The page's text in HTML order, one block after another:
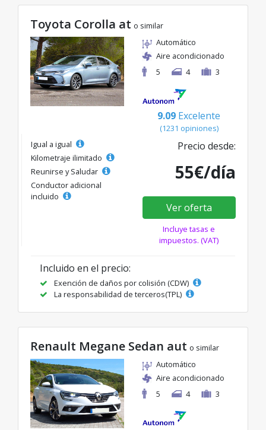
Toyota Corolla at o similar
Automático
Aire acondicionado
5
4 3
9.09 Excelente
(1231 opiniones)
Igual a igual
Kilometraje ilimitado
Reunirse y Saludar
Conductor adicional
incluido
Precio desde:
55€/día
Ver oferta
Incluye tasas e
impuestos. (VAT)
Incluido en el precio:
Exención de daños por colisión (CDW)
La responsabilidad de terceros(TPL)
Renault Megane Sedan aut o similar
Automático
Aire acondicionado
5
4 3